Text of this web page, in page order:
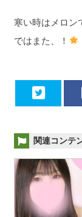
寒い時はメロン
ではまた、！
関連コンテ